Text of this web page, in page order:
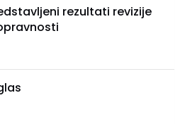
rezultati revizije